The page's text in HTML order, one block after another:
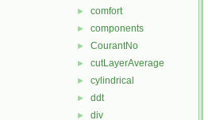
► comfort
► components
► CourantNo
► cutLayerAverage
► cylindrical
► ddt
► div